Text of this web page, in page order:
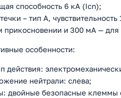
способность 6 кА (Icn);
– тип A,
прикосновении и 300 мА —
особенности:
действия:
нейтрали: слева;
двойные безопасные клеммы